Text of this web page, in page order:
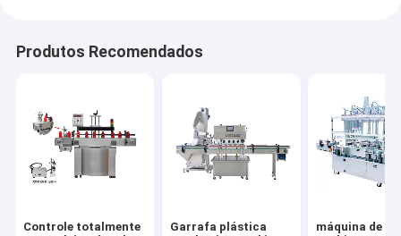
Produtos Recomendados
Controle totalmente
Garrafa plástica
máquina de